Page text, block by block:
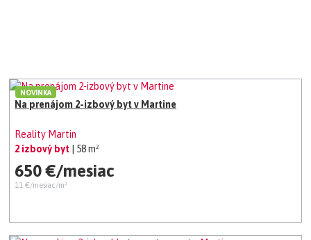
Na prenájom 2-izbový byt v Martine
Reality Martin
2 izbový byt
| 58 m²
650 €/mesiac
11 €/mesiac/m²
NOVINKA